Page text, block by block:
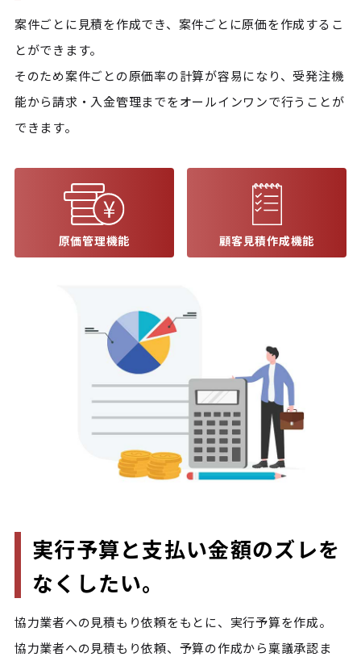
案件ごとに見積を作成でき、案件ごとに原価を作成するこ
とができます。
そのため案件ごとの原価率の計算が容易になり、受発注機
能から請求・入金管理までをオールインワンで行うことが
できます。
原価管理機能 顧客見積作成機能
実行予算と支払い金額のズレを
なくしたい。
協力業者への見積もり依頼をもとに、実行予算を作成。
協力業者への見積もり依頼、予算の作成から稟議承認ま